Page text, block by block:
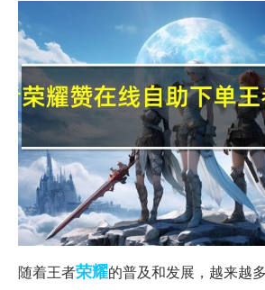
随着王者荣耀的普及和发展，越来越